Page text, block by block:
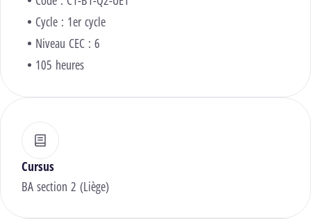
Cycle : 1er cycle
Niveau CEC : 6
105 heures
Cursus
BA section 2 (Liège)